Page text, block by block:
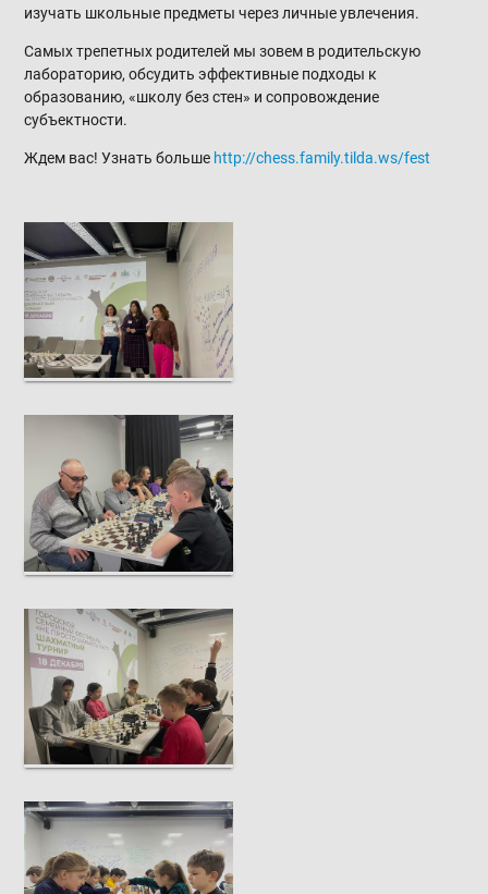
изучать школьные предметы через личные увлечения.
Самых трепетных родителей мы зовем в родительскую
лабораторию, обсудить эффективные подходы к
образованию, «школу без стен» и сопровождение
субъектности.
Ждем вас! Узнать больше http://chess.family.tilda.ws/fest